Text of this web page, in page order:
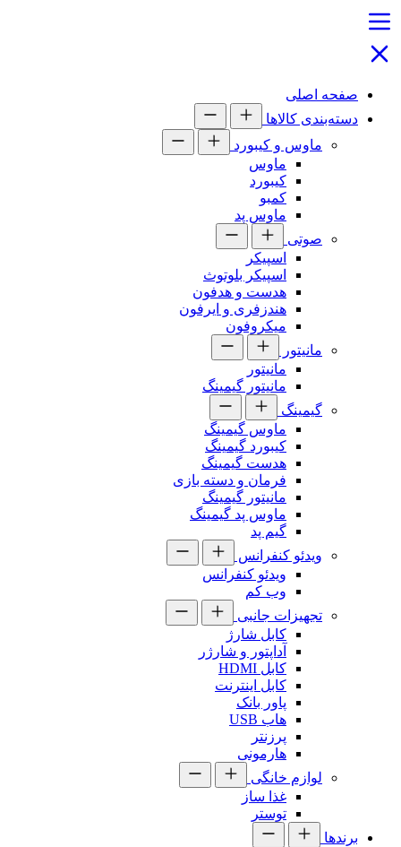
صفحه اصلی
دسته‌بندی کالاها
ماوس و کیبورد
ماوس
کیبورد
کمبو
ماوس پد
صوتی
اسپیکر
اسپیکر بلوتوث
هدست و هدفون
هندزفری و ایرفون
میکروفون
مانیتور
مانیتور
مانیتور گیمینگ
گیمینگ
ماوس گیمینگ
کیبورد گیمینگ
هدست گیمینگ
فرمان و دسته بازی
مانیتور گیمینگ
ماوس پد گیمینگ
گیم پد
ویدئو کنفرانس
ویدئو کنفرانس
وب کم
تجهیزات جانبی
کابل شارژ
آداپتور و شارژر
کابل HDMI
کابل اینترنت
پاور بانک
هاب USB
پرزنتر
هارمونی
لوازم خانگی
غذا ساز
توستر
برندها